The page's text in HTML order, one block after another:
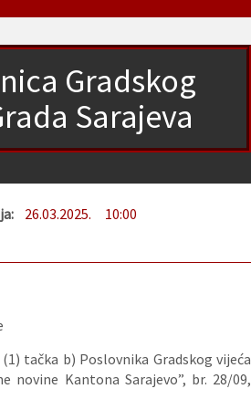
Gradskog
Sarajeva
26.03.2025.
10:00
tačka b) Poslovnika Gradskog vijeća
novine Kantona Sarajevo”, br. 28/09,